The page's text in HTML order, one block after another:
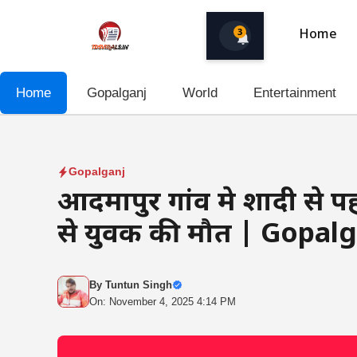
3 Home
Home Gopalganj World Entertainment
Gopalganj
आदमापुर गांव मे शादी से
से युवक की मौत |
By Tuntun Singh
On: November 4, 2025 4:14 PM